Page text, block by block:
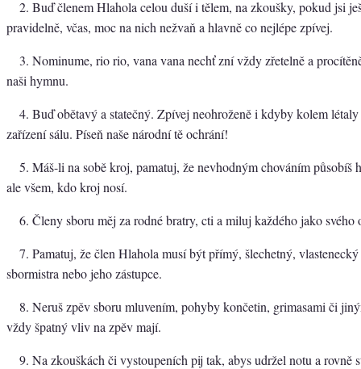
2. Buď členem Hlahola celou duší i tělem, na zkoušky, pokud jsi
pravidelně, včas, moc na nich nežvaň a hlavně co nejlépe zpívej.
3. Nominume, rio rio, vana vana nechť zní vždy zřetelně a
naši hymnu.
4. Buď obětavý a statečný. Zpívej neohroženě i kdyby kolem
zařízení sálu. Píseň naše národní tě ochrání!
5. Máš-li na sobě kroj, pamatuj, že nevhodným chováním působíš
ale všem, kdo kroj nosí.
6. Členy sboru měj za rodné bratry, cti a miluj každého jako svého
7. Pamatuj, že člen Hlahola musí být přímý, šlechetný,
sbormistra nebo jeho zástupce.
8. Neruš zpěv sboru mluvením, pohyby končetin, grimasami či
vždy špatný vliv na zpěv mají.
9. Na zkouškách či vystoupeních pij tak, abys udržel notu a rovně